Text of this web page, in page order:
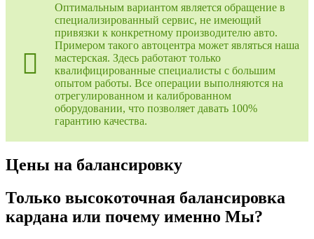
Оптимальным вариантом является обращение в
специализированный сервис, не имеющий
привязки к конкретному производителю авто.
Примером такого автоцентра может являться наша
мастерская. Здесь работают только
квалифицированные специалисты с большим
опытом работы. Все операции выполняются на
отрегулированном и калиброванном
оборудовании, что позволяет давать 100%
гарантию качества.
Цены на балансировку
Только высокоточная балансировка
кардана или почему именно Мы?